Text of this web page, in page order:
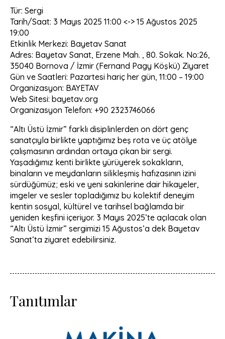
Tür: Sergi
Tarih/Saat: 3 Mayıs 2025 11:00 <-> 15 Ağustos 2025
19:00
Etkinlik Merkezi: Bayetav Sanat
Adres: Bayetav Sanat, Erzene Mah. , 80. Sokak. No:26,
35040 Bornova / İzmir (Fernand Pagy Köşkü) Ziyaret
Gün ve Saatleri: Pazartesi hariç her gün, 11:00 – 19:00
Organizasyon: BAYETAV
Web Sitesi: bayetav.org
Organizasyon Telefon: +90 2323746066
“Altı Üstü İzmir” farklı disiplinlerden on dört genç
sanatçıyla birlikte yaptığımız beş rota ve üç atölye
çalışmasının ardından ortaya çıkan bir sergi.
Yaşadığımız kenti birlikte yürüyerek sokakların,
binaların ve meydanların silikleşmiş hafızasının izini
sürdüğümüz; eski ve yeni sakinlerine dair hikayeler,
imgeler ve sesler topladığımız bu kolektif deneyim
kentin sosyal, kültürel ve tarihsel bağlamda bir
yeniden keşfini içeriyor. 3 Mayıs 2025’te açılacak olan
“Altı Üstü İzmir” sergimizi 15 Ağustos’a dek Bayetav
Sanat’ta ziyaret edebilirsiniz.
Tanıtımlar